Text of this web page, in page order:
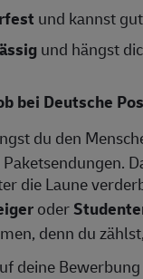
und kannst
und hängst
bei Deutsche
du den
die Laune
oder
denn du
deine